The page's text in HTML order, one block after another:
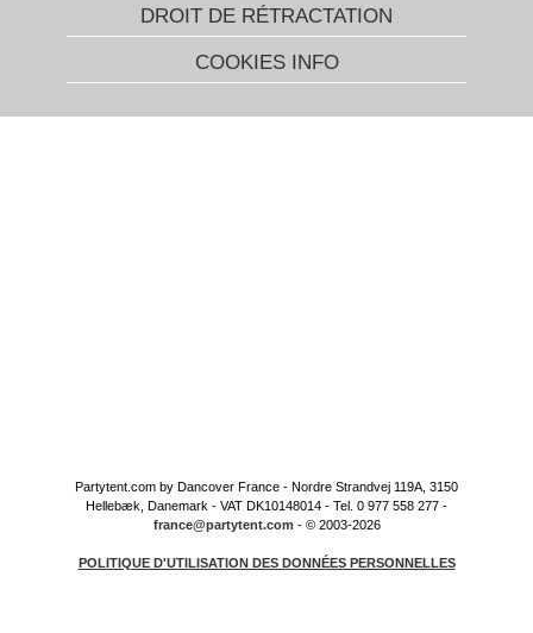
DROIT DE RÉTRACTATION
COOKIES INFO
Partytent.com by Dancover France - Nordre Strandvej 119A, 3150
Hellebæk, Danemark - VAT DK10148014 - Tel. 0 977 558 277 -
france@partytent.com - © 2003-2026
POLITIQUE D'UTILISATION DES DONNÉES PERSONNELLES